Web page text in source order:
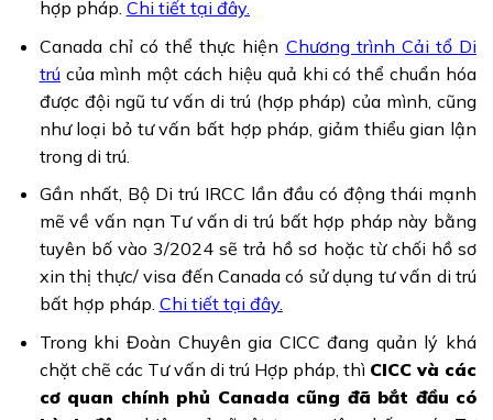
hợp pháp. Chi tiết tại đây.
Canada chỉ có thể thực hiện Chương trình Cải tổ Di
trú của mình một cách hiệu quả khi có thể chuẩn hóa
được đội ngũ tư vấn di trú (hợp pháp) của mình, cũng
như loại bỏ tư vấn bất hợp pháp, giảm thiểu gian lận
trong di trú.
Gần nhất, Bộ Di trú IRCC lần đầu có động thái mạnh
mẽ về vấn nạn Tư vấn di trú bất hợp pháp này bằng
tuyên bố vào 3/2024 sẽ trả hồ sơ hoặc từ chối hồ sơ
xin thị thực/ visa đến Canada có sử dụng tư vấn di trú
bất hợp pháp. Chi tiết tại đây.
Trong khi Đoàn Chuyên gia CICC đang quản lý khá
chặt chẽ các Tư vấn di trú Hợp pháp, thì CICC và các
cơ quan chính phủ Canada cũng đã bắt đầu có